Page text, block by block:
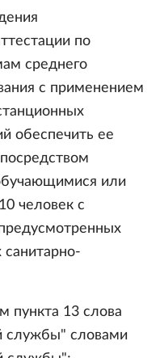
по
среднего
с применением
обеспечить ее
или
человек с
пункта 13 слова
службы" словами